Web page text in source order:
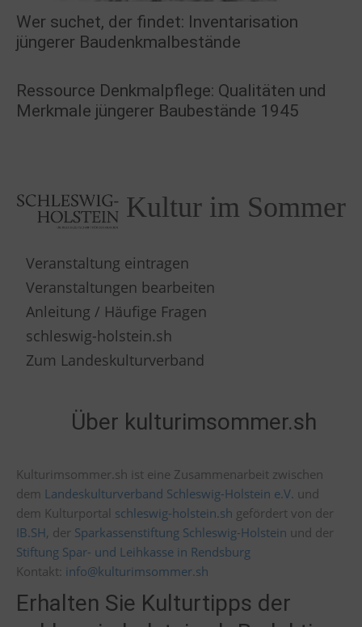
Wer suchet, der findet: Inventarisation
jüngerer Baudenkmalbestände
Ressource Denkmalpflege: Qualitäten und
Merkmale jüngerer Baubestände 1945
Kultur im Sommer
Veranstaltung eintragen
Veranstaltungen bearbeiten
Anleitung / Häufige Fragen
schleswig-holstein.sh
Zum Landeskulturverband
Über kulturimsommer.sh
Kulturimsommer.sh ist eine Zusammenarbeit zwischen
dem Landeskulturverband Schleswig-Holstein e.V. und
dem Kulturportal schleswig-holstein.sh gefördert von der
IB.SH, der Sparkassenstiftung Schleswig-Holstein und der
Stiftung Spar- und Leihkasse in Rendsburg
Kontakt: info@kulturimsommer.sh
Erhalten Sie Kulturtipps der